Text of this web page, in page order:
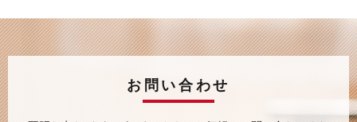
お問い合わせ